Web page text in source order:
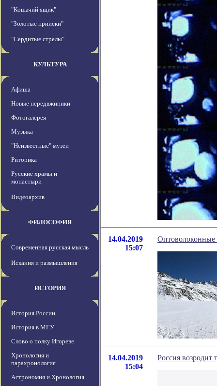
"Кошачий ящик"
"Золотые прииски"
"Сердитые стрелы"
КУЛЬТУРА
Афиша
Новые передвжиники
Фотогалерея
Музыка
"Неизвестные" музеи
Риторика
Русские храмы и
монастыри
Видеоархив
ФИЛОСОФИЯ
Современная русская мысль
Искания и размышления
ИСТОРИЯ
История России
История в МГУ
Слово о полку Игореве
Хронология и
парахронология
Астрономия и Хронология
14.04.2019
15:07
Оптоволоконные
14.04.2019
15:04
Россия возродит